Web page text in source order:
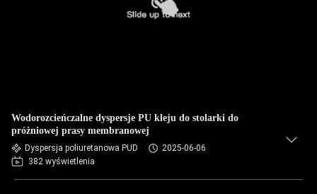
Wodorozcieńczalne dyspersje PU kleju do stolarki do
próżniowej prasy membranowej
Dyspersja poliuretanowa PUD
2025-06-06
382 wyświetlenia